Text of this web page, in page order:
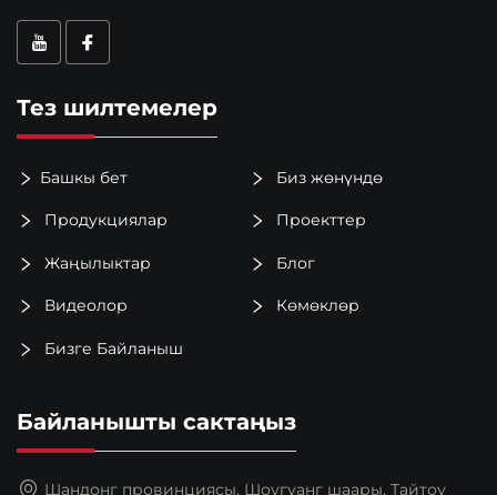
Тез шилтемелер
Башкы бет Биз жөнүндө
Продукциялар Проекттер
Жаңылыктар Блог
Видеолор Көмөклөр
Бизге Байланыш
Байланышты сактаңыз
Шандонг провинциясы, Шоугуанг шаары, Тайтоу